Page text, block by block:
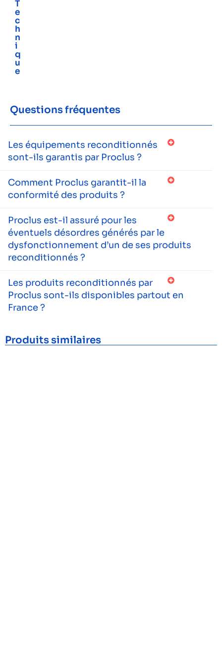
T
e
c
h
n
i
q
u
e
Questions fréquentes
Les équipements reconditionnés
sont-ils garantis par Proclus ?
Comment Proclus garantit-il la
conformité des produits ?
Proclus est-il assuré pour les
éventuels désordres générés par le
dysfonctionnement d’un de ses produits
reconditionnés ?
Les produits reconditionnés par
Proclus sont-ils disponibles partout en
France ?
Produits similaires